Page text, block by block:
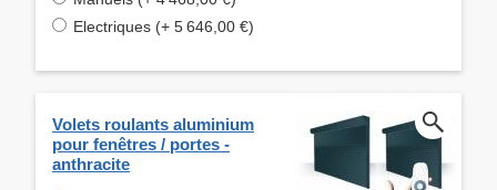
Electriques (+ 5 646,00 €)
Volets roulants aluminium
pour fenêtres / portes -
anthracite